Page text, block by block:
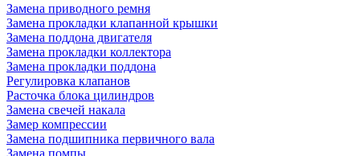
Замена приводного ремня
Замена прокладки клапанной крышки
Замена поддона двигателя
Замена прокладки коллектора
Замена прокладки поддона
Регулировка клапанов
Расточка блока цилиндров
Замена свечей накала
Замер компрессии
Замена подшипника первичного вала
Замена помпы